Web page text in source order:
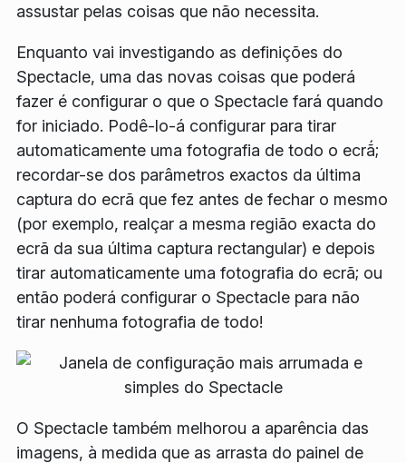
assustar pelas coisas que não necessita.
Enquanto vai investigando as definições do
Spectacle, uma das novas coisas que poderá
fazer é configurar o que o Spectacle fará quando
for iniciado. Podê-lo-á configurar para tirar
automaticamente uma fotografia de todo o ecrã́;
recordar-se dos parâmetros exactos da última
captura do ecrã que fez antes de fechar o mesmo
(por exemplo, realçar a mesma região exacta do
ecrã da sua última captura rectangular) e depois
tirar automaticamente uma fotografia do ecrã; ou
então poderá configurar o Spectacle para não
tirar nenhuma fotografia de todo!
O Spectacle também melhorou a aparência das
imagens, à medida que as arrasta do painel de